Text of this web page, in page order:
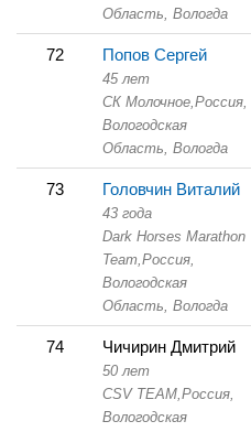
Область, Вологда
72 Попов Сергей
45 лет
СК Молочное,Россия,
Вологодская
Область, Вологда
73 Головчин Виталий
43 года
Dark Horses Marathon
Team,Россия,
Вологодская
Область, Вологда
74 Чичирин Дмитрий
50 лет
CSV TEAM,Россия,
Вологодская